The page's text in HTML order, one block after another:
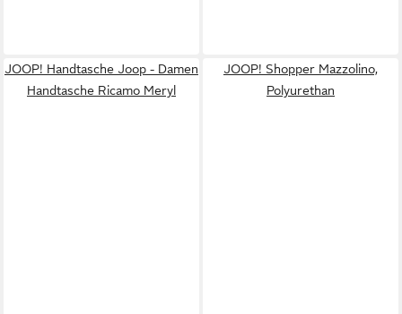
JOOP! Handtasche Joop - Damen
Handtasche Ricamo Meryl
JOOP! Shopper Mazzolino,
Polyurethan